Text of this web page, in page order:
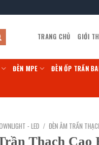
TRANG CHỦ GIỚI
ĐÈN MPE ĐÈN ỐP TRẦN
- LED / ĐÈN ÂM TRẦN
Thạch Cao